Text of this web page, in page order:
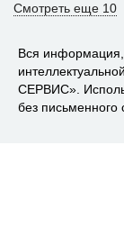
Смотреть еще 10
Вся информация,
СЕРВИС».
без